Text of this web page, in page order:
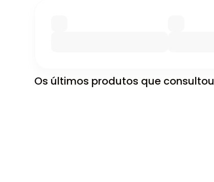
Os últimos produtos que consultou